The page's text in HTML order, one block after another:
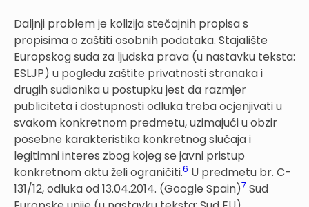
Daljnji problem je kolizija stečajnih propisa s
propisima o zaštiti osobnih podataka. Stajalište
Europskog suda za ljudska prava (u nastavku teksta:
ESLJP) u pogledu zaštite privatnosti stranaka i
drugih sudionika u postupku jest da razmjer
publiciteta i dostupnosti odluka treba ocjenjivati u
svakom konkretnom predmetu, uzimajući u obzir
posebne karakteristika konkretnog slučaja i
legitimni interes zbog kojeg se javni pristup
konkretnom aktu želi ograničiti.6 U predmetu br. C-
131/12, odluka od 13.04.2014. (Google Spain)7 Sud